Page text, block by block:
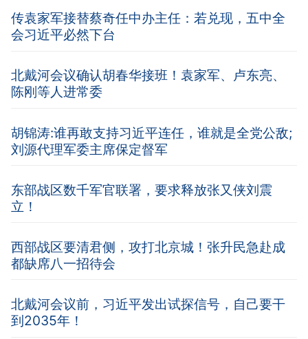
传袁家军接替蔡奇任中办主任：若兑现，五中全
会习近平必然下台
北戴河会议确认胡春华接班！袁家军、卢东亮、
陈刚等人进常委
胡锦涛:谁再敢支持习近平连任，谁就是全党公敌;
刘源代理军委主席保定督军
东部战区数千军官联署，要求释放张又侠刘震
立！
西部战区要清君侧，攻打北京城！张升民急赴成
都缺席八一招待会
北戴河会议前，习近平发出试探信号，自己要干
到2035年！